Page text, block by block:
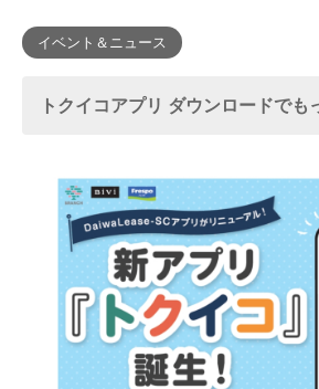
イベント＆ニュース
トクイコアプリ ダウンロードでも